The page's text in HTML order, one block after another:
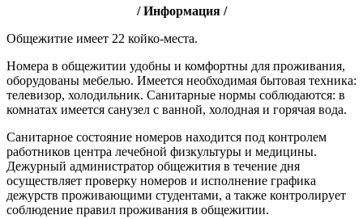
/ Информация /
Общежитие имеет 22 койко-места.
Номера в общежитии удобны и комфортны для проживания,
оборудованы мебелью. Имеется необходимая бытовая техника:
телевизор, холодильник. Санитарные нормы соблюдаются: в
комнатах имеется санузел с ванной, холодная и горячая вода.
Санитарное состояние номеров находится под контролем
работников центра лечебной физкультуры и медицины.
Дежурный администратор общежития в течение дня
осуществляет проверку номеров и исполнение графика
дежурств проживающими студентами, а также контролирует
соблюдение правил проживания в общежитии.